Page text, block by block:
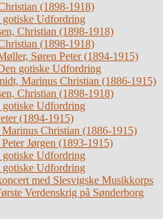
(1898-1918)
gotiske Udfordring
Christian (1898-1918)
(1898-1918)
Søren Peter (1894-1915)
gotiske Udfordring
Marinus Christian (1886-1915)
Christian (1898-1918)
gotiske Udfordring
(1894-1915)
Marinus Christian (1886-1915)
Jørgen (1893-1915)
gotiske Udfordring
gotiske Udfordring
med Slesvigske Musikkorps
Verdenskrig på Sønderborg